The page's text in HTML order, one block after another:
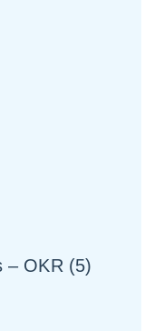
– OKR (5)